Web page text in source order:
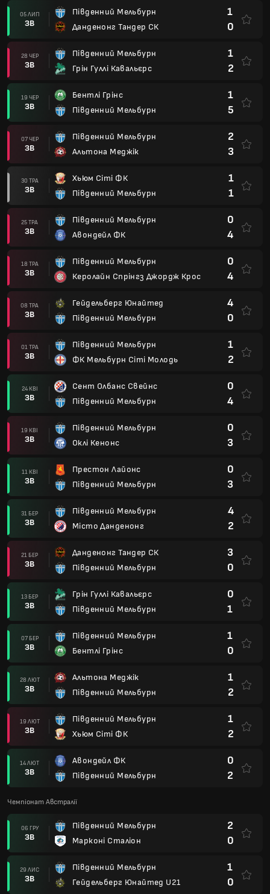
05 ЛИП
ЗВ
Південний Мельбурн
Данденонг Тандер СК
1
0
28 ЧЕР
ЗВ
Південний Мельбурн
Грін Гуллі Кавальєрс
1
2
19 ЧЕР
ЗВ
Бентлі Грінс
Південний Мельбурн
1
5
07 ЧЕР
ЗВ
Південний Мельбурн
Альтона Меджік
2
3
30 ТРА
ЗВ
Хьюм Сіті ФК
Південний Мельбурн
1
1
25 ТРА
ЗВ
Південний Мельбурн
Авондейл ФК
0
4
18 ТРА
ЗВ
Південний Мельбурн
Керолайн Спрінгз Джордж Крос
0
4
08 ТРА
ЗВ
Гейдельберг Юнайтед
Південний Мельбурн
4
0
01 ТРА
ЗВ
Південний Мельбурн
ФК Мельбурн Сіті Молодь
1
2
24 КВІ
ЗВ
Сент Олбанс Свейнс
Південний Мельбурн
0
4
19 КВІ
ЗВ
Південний Мельбурн
Оклі Кенонс
0
3
11 КВІ
ЗВ
Престон Лайонс
Південний Мельбурн
0
3
31 БЕР
ЗВ
Південний Мельбурн
Місто Данденонг
4
2
21 БЕР
ЗВ
Данденонг Тандер СК
Південний Мельбурн
3
0
13 БЕР
ЗВ
Грін Гуллі Кавальєрс
Південний Мельбурн
0
1
07 БЕР
ЗВ
Південний Мельбурн
Бентлі Грінс
1
0
28 ЛЮТ
ЗВ
Альтона Меджік
Південний Мельбурн
1
2
19 ЛЮТ
ЗВ
Південний Мельбурн
Хьюм Сіті ФК
1
2
14 ЛЮТ
ЗВ
Авондейл ФК
Південний Мельбурн
0
2
Чемпіонат Австралії
06 ГРУ
ЗВ
Південний Мельбурн
Марконі Сталіон
2
0
29 ЛИС
ЗВ
Південний Мельбурн
Гейдельберг Юнайтед U21
1
0